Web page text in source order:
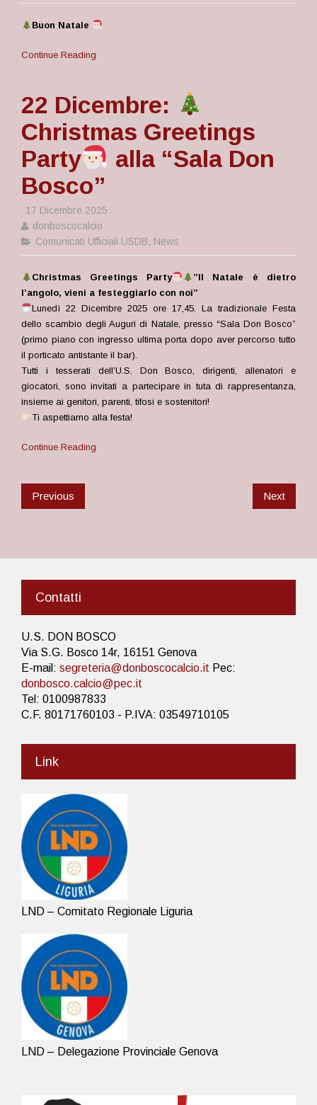
Buon Natale
Continue Reading
22 Dicembre:
Christmas Greetings
Party
alla “Sala Don
Bosco”
17 Dicembre 2025
donboscocalcio
Comunicati Ufficiali USDB, News
Christmas Greetings Party
”Il Natale è dietro
l’angolo, vieni a festeggiarlo con noi”
Lunedì 22 Dicembre 2025 ore 17,45. La tradizionale Festa
dello scambio degli Auguri di Natale, presso “Sala Don Bosco”
(primo piano con ingresso ultima porta dopo aver percorso tutto
il porticato antistante il bar).
Tutti i tesserati dell’U.S. Don Bosco, dirigenti, allenatori e
giocatori, sono invitati a partecipare in tuta di rappresentanza,
insieme ai genitori, parenti, tifosi e sostenitori!
Ti aspettiamo alla festa!
Continue Reading
Previous Next
Contatti
U.S. DON BOSCO
Via S.G. Bosco 14r, 16151 Genova
E-mail: segreteria@donboscocalcio.it Pec:
donbosco.calcio@pec.it
Tel: 0100987833
C.F. 80171760103 - P.IVA: 03549710105
Link
LND – Comitato Regionale Liguria
LND – Delegazione Provinciale Genova